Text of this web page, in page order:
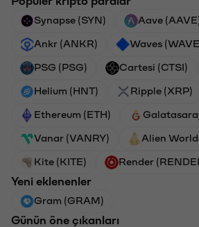
Synapse (SYN) Aave
Ankr (ANKR) Waves
PSG (PSG) Cartesi (CTSI)
Helium (HNT) Ripple (XRP)
Ethereum (ETH)
Vanar (VANRY) Alien
Kite (KITE) Render
Yeni eklenenler
Gram (GRAM)
Günün öne çıkanları